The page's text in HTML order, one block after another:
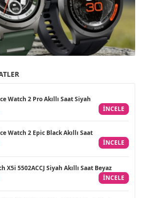
Watch 2 Pro Akıllı Saat Siyah
INCELE
Watch 2 Epic Black Akıllı Saat
INCELE
X5i 5502ACCJ Siyah Akıllı Saat Beyaz
INCELE